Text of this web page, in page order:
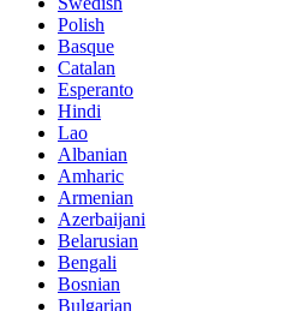
Polish
Basque
Catalan
Esperanto
Hindi
Lao
Albanian
Amharic
Armenian
Azerbaijani
Belarusian
Bengali
Bosnian
Bulgarian